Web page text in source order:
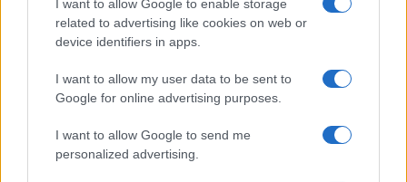
I want to allow Google to enable storage
related to advertising like cookies on web or
device identifiers in apps.
I want to allow my user data to be sent to
Google for online advertising purposes.
I want to allow Google to send me
personalized advertising.
Sci alpino: Elena Curtoni chiude la carriera dopo la
stagione 2026-2027